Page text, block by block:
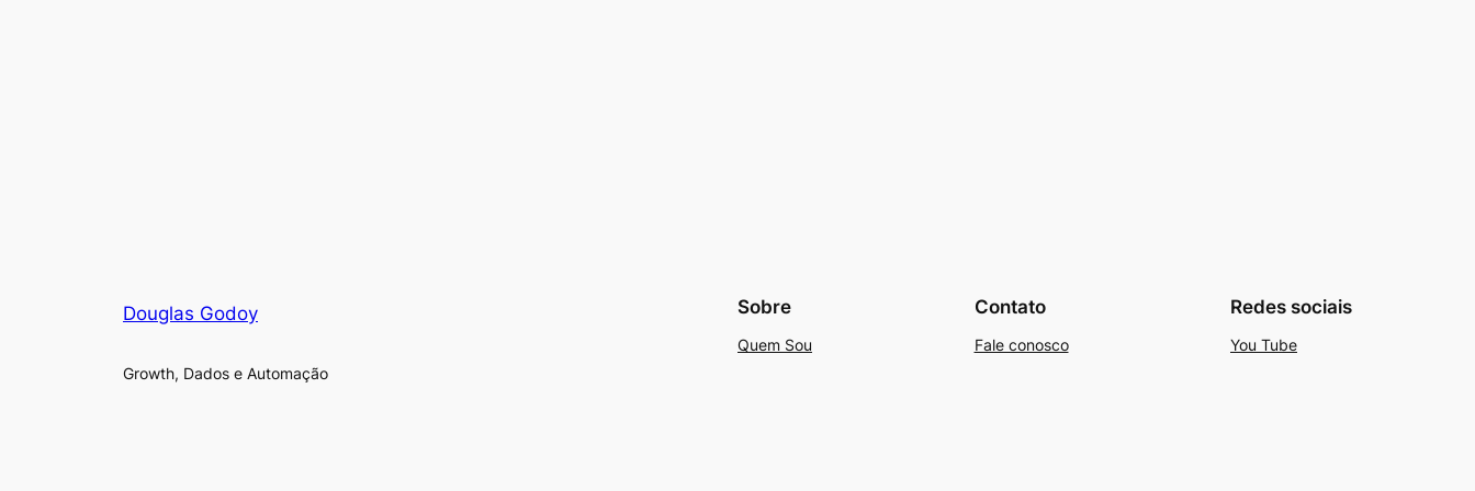
Douglas Godoy
Growth, Dados e Automação
Sobre
Quem Sou
Contato
Fale conosco
Redes sociais
You Tube